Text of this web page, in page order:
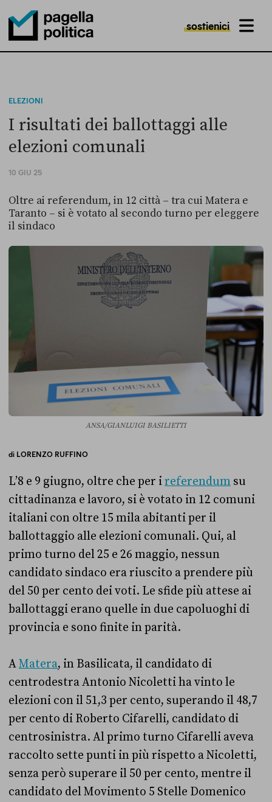
Pagella Politica Logo
sostienici MENU
ELEZIONI
I risultati dei ballottaggi alle
elezioni comunali
10 GIU 25
Oltre ai referendum, in 12 città – tra cui Matera e
Taranto – si è votato al secondo turno per eleggere
il sindaco
ANSA/GIANLUIGI BASILIETTI
di LORENZO RUFFINO
L’8 e 9 giugno, oltre che per ireferendum su
cittadinanza e lavoro, si è votato in 12 comuni
italiani con oltre 15 mila abitanti per il
ballottaggio alle elezioni comunali. Qui, al
primo turno del 25 e 26 maggio, nessun
candidato sindaco era riuscito a prendere più
del 50 per cento dei voti. Le sfide più attese ai
ballottaggi erano quelle in due capoluoghi di
provincia e sono finite in parità.
AMatera, in Basilicata, il candidato di
centrodestra Antonio Nicoletti ha vinto le
elezioni con il 51,3 per cento, superando il 48,7
per cento di Roberto Cifarelli, candidato di
centrosinistra. Al primo turno Cifarelli aveva
raccolto sette punti in più rispetto a Nicoletti,
senza però superare il 50 per cento, mentre il
candidato del Movimento 5 Stelle Domenico